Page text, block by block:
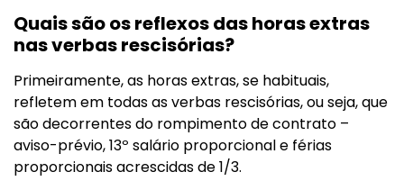
Quais são os reflexos das horas extras
nas verbas rescisórias?
Primeiramente, as horas extras, se habituais,
refletem em todas as verbas rescisórias, ou seja, que
são decorrentes do rompimento de contrato –
aviso-prévio, 13º salário proporcional e férias
proporcionais acrescidas de 1/3.